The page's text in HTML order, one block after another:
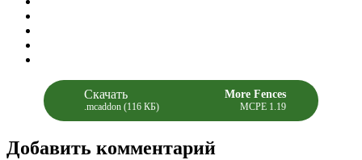
Скачать
.mcaddon (116 КБ)
More Fences
MCPE 1.19
Добавить комментарий